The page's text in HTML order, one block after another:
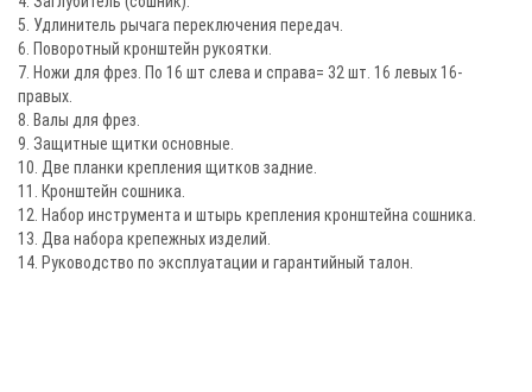
5. Удлинитель рычага переключения передач.
6. Поворотный кронштейн рукоятки.
7. Ножи для фрез. По 16 шт слева и справа= 32 шт. 16 левых 16-
правых.
8. Валы для фрез.
9. Защитные щитки основные.
10. Две планки крепления щитков задние.
11. Кронштейн сошника.
12. Набор инструмента и штырь крепления кронштейна сошника.
13. Два набора крепежных изделий.
14. Руководство по эксплуатации и гарантийный талон.